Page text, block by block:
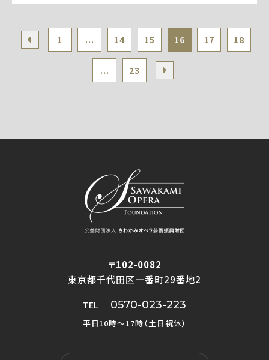
1 ... 14 15 16 17 18
... 23
〒102-0082
東京都千代田区一番町29番地2
TEL 0570-023-223
平日10時〜17時（土日祝休）